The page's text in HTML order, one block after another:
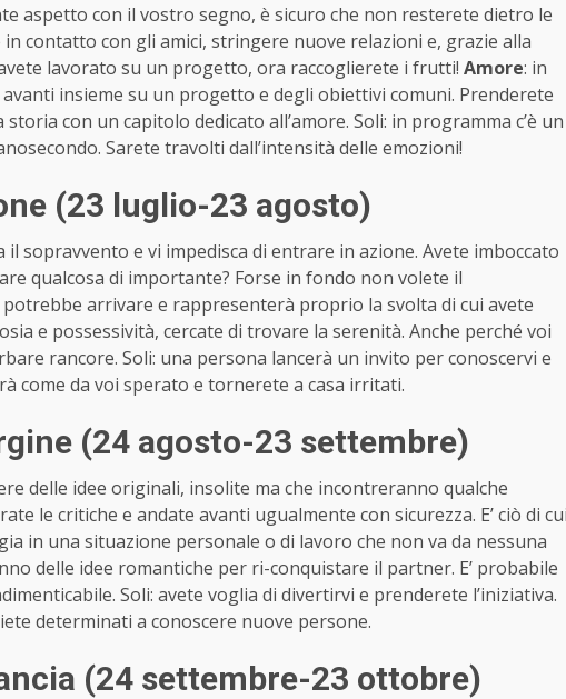
aspetto con il vostro segno, è sicuro che non resterete dietro le
contatto con gli amici, stringere nuove relazioni e, grazie alla
lavorato su un progetto, ora raccoglierete i frutti! Amore: in
insieme su un progetto e degli obiettivi comuni. Prenderete
con un capitolo dedicato all’amore. Soli: in programma c’è un
Sarete travolti dall’intensità delle emozioni!
(23 luglio-23 agosto)
sopravvento e vi impedisca di entrare in azione. Avete imboccato
qualcosa di importante? Forse in fondo non volete il
arrivare e rappresenterà proprio la svolta di cui avete
e possessività, cercate di trovare la serenità. Anche perché voi
rancore. Soli: una persona lancerà un invito per conoscervi e
come da voi sperato e tornerete a casa irritati.
(24 agosto-23 settembre)
delle idee originali, insolite ma che incontreranno qualche
le critiche e andate avanti ugualmente con sicurezza. E’ ciò di
in una situazione personale o di lavoro che non va da nessuna
delle idee romantiche per ri-conquistare il partner. E’ probabile
Soli: avete voglia di divertirvi e prenderete l’iniziativa.
determinati a conoscere nuove persone.
(24 settembre-23 ottobre)